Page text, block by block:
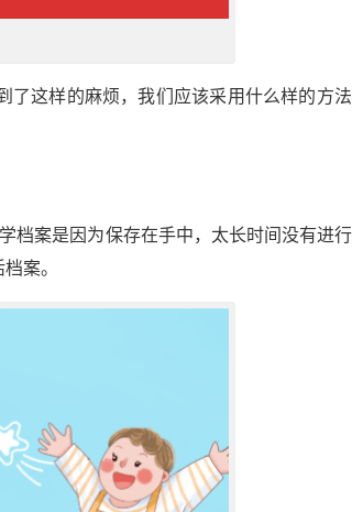
了这样的麻烦，我们应该采用什么样的方
档案是因为保存在手中，太长时间没有进
案。